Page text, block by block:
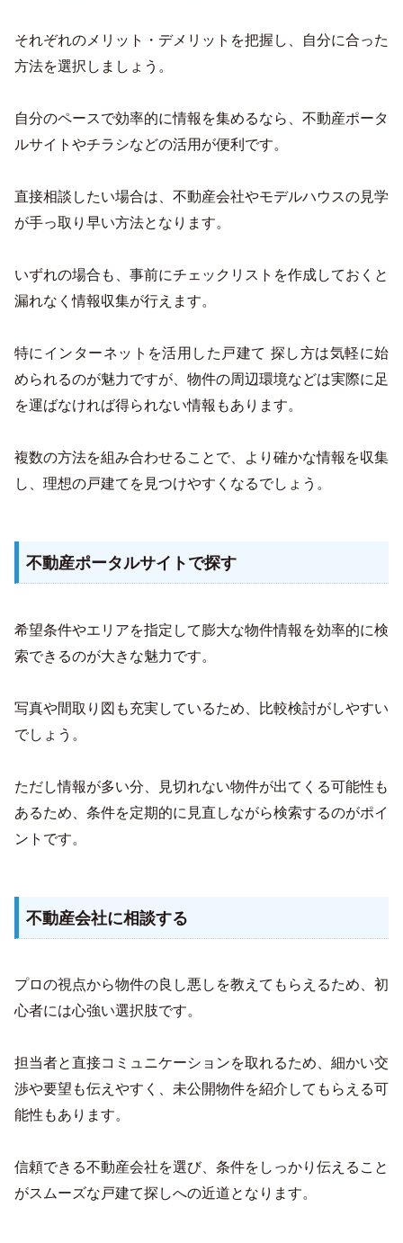
それぞれのメリット・デメリットを把握し、自分に合った
方法を選択しましょう。
自分のペースで効率的に情報を集めるなら、不動産ポータ
ルサイトやチラシなどの活用が便利です。
直接相談したい場合は、不動産会社やモデルハウスの見学
が手っ取り早い方法となります。
いずれの場合も、事前にチェックリストを作成しておくと
漏れなく情報収集が行えます。
特にインターネットを活用した戸建て 探し方は気軽に始
められるのが魅力ですが、物件の周辺環境などは実際に足
を運ばなければ得られない情報もあります。
複数の方法を組み合わせることで、より確かな情報を収集
し、理想の戸建てを見つけやすくなるでしょう。
不動産ポータルサイトで探す
希望条件やエリアを指定して膨大な物件情報を効率的に検
索できるのが大きな魅力です。
写真や間取り図も充実しているため、比較検討がしやすい
でしょう。
ただし情報が多い分、見切れない物件が出てくる可能性も
あるため、条件を定期的に見直しながら検索するのがポイ
ントです。
不動産会社に相談する
プロの視点から物件の良し悪しを教えてもらえるため、初
心者には心強い選択肢です。
担当者と直接コミュニケーションを取れるため、細かい交
渉や要望も伝えやすく、未公開物件を紹介してもらえる可
能性もあります。
信頼できる不動産会社を選び、条件をしっかり伝えること
がスムーズな戸建て探しへの近道となります。